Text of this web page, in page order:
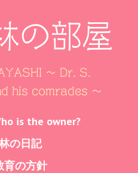
の部屋
～ Dr. S.
his comrades ～
is the owner?
の日記
育の方針